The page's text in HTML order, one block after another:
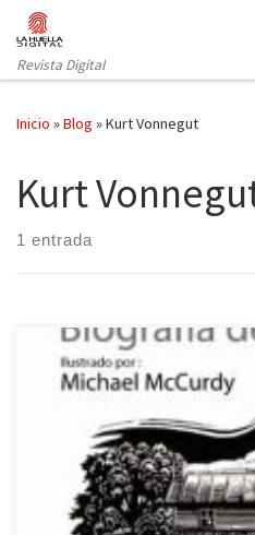
Saltar al contenido
Revista Digital
Inicio »Blog »Kurt Vonnegut
Kurt
1 entrada
Harry Crews realiza un retrato
hermoso, de su infancia en el
relato magnífico sobre un modo
Por lo visto el caso de Harry
“peculiar” mundo […]